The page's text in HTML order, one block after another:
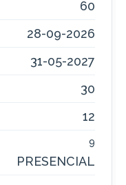
60
28-09-2026
31-05-2027
30
12
9
PRESENCIAL